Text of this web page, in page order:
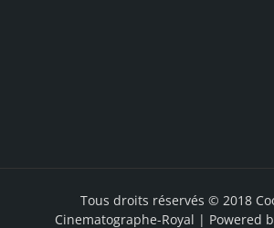
Tous droits réservés © 2018
Cinematographe-Royal | Powered